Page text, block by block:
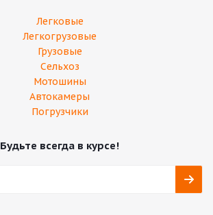
Легковые
Легкогрузовые
Грузовые
Сельхоз
Мотошины
Автокамеры
Погрузчики
Будьте всегда в курсе!